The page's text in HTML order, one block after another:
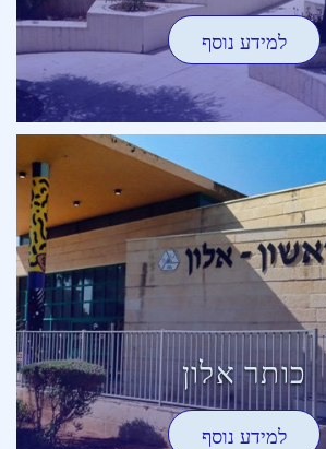
למידע נוסף
כותר אלון
למידע נוסף